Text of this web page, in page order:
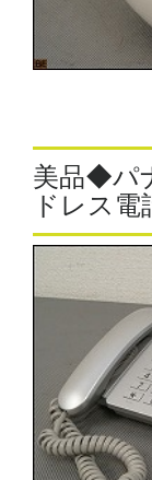
美品◆パ
ドレス